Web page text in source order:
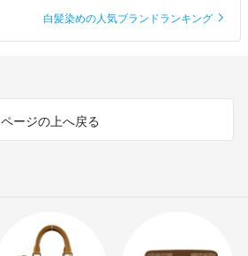
白髪染めの人気ブランドランキング
ページの上へ戻る